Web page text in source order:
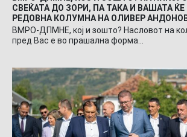
СВЕЌАТА ДО ЗОРИ, ПА ТАКА И ВАШАТА ЌЕ
РЕДОВНА КОЛУМНА НА ОЛИВЕР
ВМРО-ДПМНЕ, кој и зошто? Насловот на
пред Вас е во прашална форма…